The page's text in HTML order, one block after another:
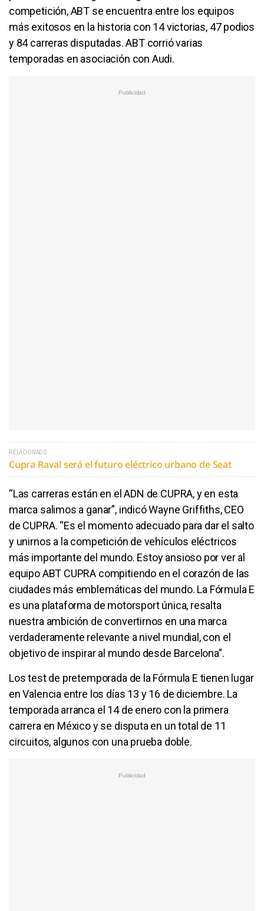
competición, ABT se encuentra entre los equipos
más exitosos en la historia con 14 victorias, 47 podios
y 84 carreras disputadas. ABT corrió varias
temporadas en asociación con Audi.
RELACIONADO
Cupra Raval será el futuro eléctrico urbano de Seat
“Las carreras están en el ADN de CUPRA, y en esta
marca salimos a ganar”, indicó Wayne Griffiths, CEO
de CUPRA. “Es el momento adecuado para dar el salto
y unirnos a la competición de vehículos eléctricos
más importante del mundo. Estoy ansioso por ver al
equipo ABT CUPRA compitiendo en el corazón de las
ciudades más emblemáticas del mundo. La Fórmula E
es una plataforma de motorsport única, resalta
nuestra ambición de convertirnos en una marca
verdaderamente relevante a nivel mundial, con el
objetivo de inspirar al mundo desde Barcelona”.
Los test de pretemporada de la Fórmula E tienen lugar
en Valencia entre los días 13 y 16 de diciembre. La
temporada arranca el 14 de enero con la primera
carrera en México y se disputa en un total de 11
circuitos, algunos con una prueba doble.